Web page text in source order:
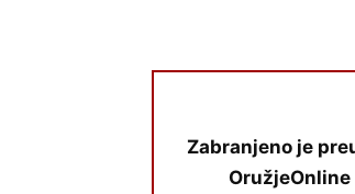
Zabranjeno je